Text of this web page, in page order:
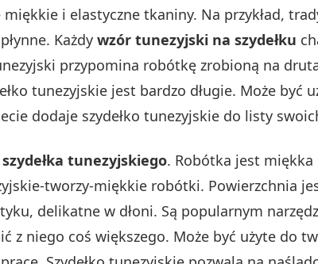
i elastyczne tkaniny. Na przykład,
Każdy wzór tunezyjski na szydełku
przypomina robótkę zrobioną na
tunezyjskie jest bardzo długie. Może
dodaje szydełko tunezyjskie do listy
tunezyjskiego. Robótka jest
tworzy-miękkie robótki. Powierzchnia
delikatne w dłoni. Są popularnym
z niego coś większego. Może być użyte do